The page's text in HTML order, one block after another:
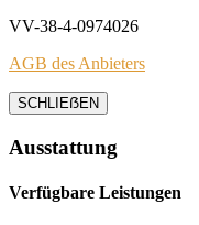
VV-38-4-0974026
AGB des Anbieters
SCHLIEẞEN
Ausstattung
Verfügbare Leistungen